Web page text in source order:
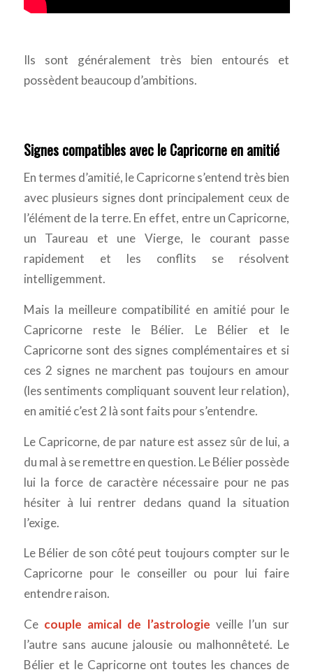
Ils sont généralement très bien entourés et
possèdent beaucoup d’ambitions.
Signes compatibles avec le Capricorne en amitié
En termes d’amitié, le Capricorne s’entend très bien
avec plusieurs signes dont principalement ceux de
l’élément de la terre. En effet, entre un Capricorne,
un Taureau et une Vierge, le courant passe
rapidement et les conflits se résolvent
intelligemment.
Mais la meilleure compatibilité en amitié pour le
Capricorne reste le Bélier. Le Bélier et le
Capricorne sont des signes complémentaires et si
ces 2 signes ne marchent pas toujours en amour
(les sentiments compliquant souvent leur relation),
en amitié c’est 2 là sont faits pour s’entendre.
Le Capricorne, de par nature est assez sûr de lui, a
du mal à se remettre en question. Le Bélier possède
lui la force de caractère nécessaire pour ne pas
hésiter à lui rentrer dedans quand la situation
l’exige.
Le Bélier de son côté peut toujours compter sur le
Capricorne pour le conseiller ou pour lui faire
entendre raison.
Ce couple amical de l’astrologie veille l’un sur
l’autre sans aucune jalousie ou malhonnêteté. Le
Bélier et le Capricorne ont toutes les chances de